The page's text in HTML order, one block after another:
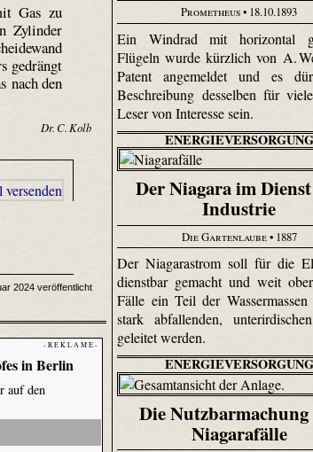
Gas zu
Zylinder
gedrängt
nach den
Dr. C. Kolb
2024 veröffentlicht
- R E K L A M E -
in Berlin
auf den
Prometheus• 18.10.1893
Ein Windrad mit horizontal
Flügeln wurde kürzlich von A.
Patent angemeldet und es
Beschreibung desselben für
Leser von Interesse sein.
ENERGIEVERSORGUNG
Der Niagara im
Industrie
Die Gartenlaube• 1887
Der Niagarastrom soll für die
dienstbar gemacht und weit
Fälle ein Teil der
stark abfallenden,
geleitet werden.
ENERGIEVERSORGUNG
Die
Niagarafälle